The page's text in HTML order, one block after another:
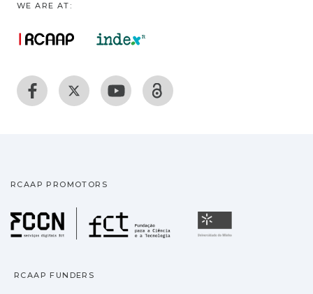
WE ARE AT:
RCAAP PROMOTORS
Fundação para a
RCAAP FUNDERS